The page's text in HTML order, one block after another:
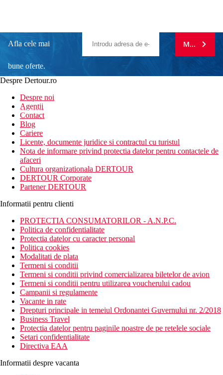
Afla cele mai
bune oferte.
newsletter!
MA
Despre Dertour.ro
Despre noi
Agentii
Contact
Blog
Cariere
Licente, documente juridice si contractul cu turistul
Nota de informare privind protectia datelor pentru contactele de
afaceri
Cultura organizationala DERTOUR
DERTOUR Corporate
Partener DERTOUR
Informatii pentru clienti
PROTECTIA CONSUMATORILOR - A.N.P.C.
Politica de confidentialitate
Protectia datelor cu caracter personal
Politica cookies
Modalitati de plata
Termeni si conditii
Termeni si conditii privind comercializarea biletelor de avion
Termeni si conditii pentru utilizarea voucherului cadou
Campanii si regulamente
Vacante in rate
Drepturi principale in temeiul Ordonantei Guvernului nr. 2/2018
Business Travel
Protectia datelor pentru paginile noastre de pe retelele sociale
Setari confidentialitate
Directiva EAA
Informatii despre vacanta